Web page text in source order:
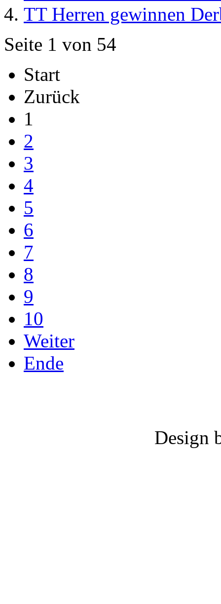
TT Herren gewinnen
Seite 1 von 54
Start
Zurück
1
2
3
4
5
6
7
8
9
10
Weiter
Ende
Design